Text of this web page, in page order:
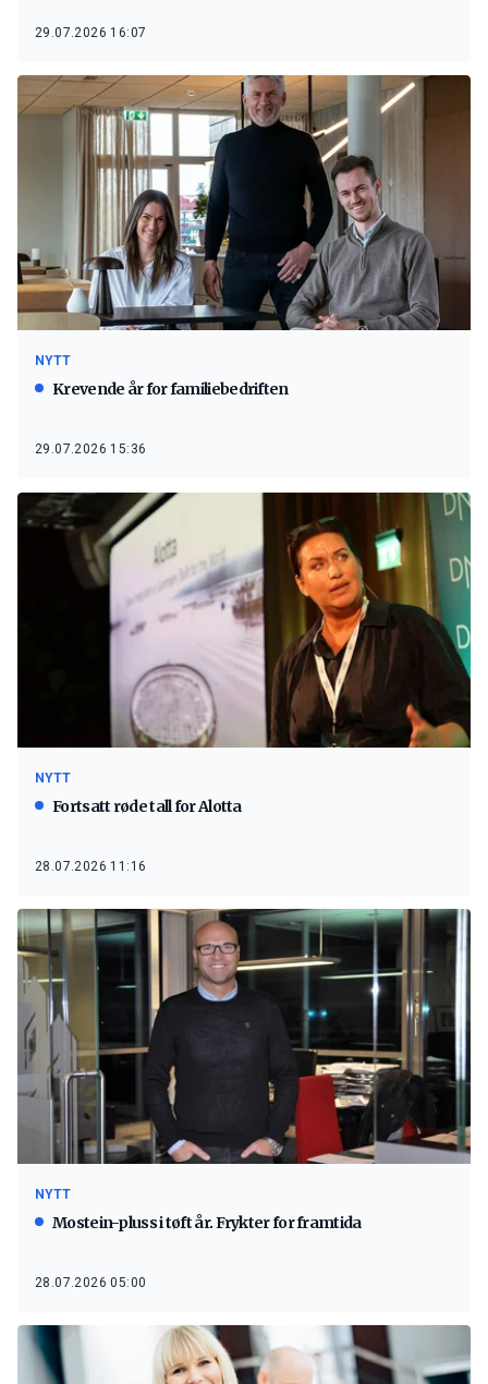
29.07.2026 16:07
NYTT
Krevende år for familiebedriften
29.07.2026 15:36
NYTT
Fortsatt røde tall for Alotta
28.07.2026 11:16
NYTT
Mostein-pluss i tøft år. Frykter for framtida
28.07.2026 05:00